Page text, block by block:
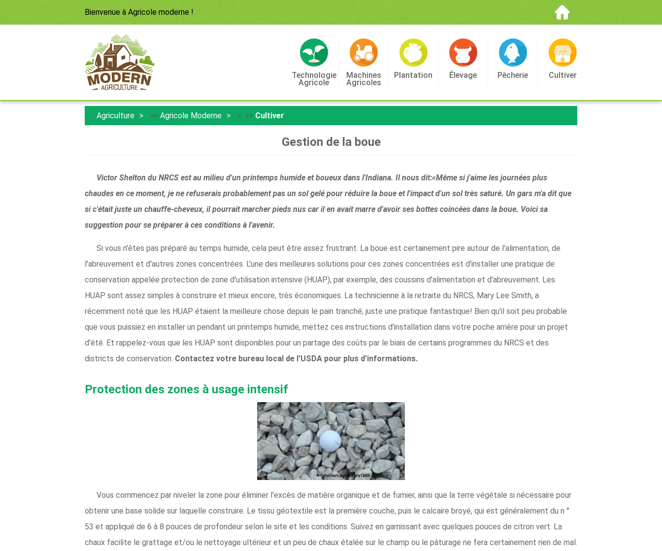
Bienvenue à Agricole moderne !
Technologie
Agricole
Machines
Agricoles
Plantation Élevage Pêcherie Cultiver
Agriculture >> Agricole Moderne > >> Cultiver
Gestion de la boue
Victor Shelton du NRCS est au milieu d'un printemps humide et boueux dans l'Indiana. Il nous dit:«Même si j'aime les journées plus
chaudes en ce moment, je ne refuserais probablement pas un sol gelé pour réduire la boue et l'impact d'un sol très saturé. Un gars m'a dit que
si c'était juste un chauffe-cheveux, il pourrait marcher pieds nus car il en avait marre d'avoir ses bottes coincées dans la boue. Voici sa
suggestion pour se préparer à ces conditions à l'avenir.
Si vous n'êtes pas préparé au temps humide, cela peut être assez frustrant. La boue est certainement pire autour de l'alimentation, de
l'abreuvement et d'autres zones concentrées. L'une des meilleures solutions pour ces zones concentrées est d'installer une pratique de
conservation appelée protection de zone d'utilisation intensive (HUAP), par exemple, des coussins d'alimentation et d'abreuvement. Les
HUAP sont assez simples à construire et mieux encore, très économiques. La technicienne à la retraite du NRCS, Mary Lee Smith, a
récemment noté que les HUAP étaient la meilleure chose depuis le pain tranché; juste une pratique fantastique! Bien qu'il soit peu probable
que vous puissiez en installer un pendant un printemps humide, mettez ces instructions d'installation dans votre poche arrière pour un projet
d'été. Et rappelez-vous que les HUAP sont disponibles pour un partage des coûts par le biais de certains programmes du NRCS et des
districts de conservation. Contactez votre bureau local de l'USDA pour plus d'informations.
Protection des zones à usage intensif
Vous commencez par niveler la zone pour éliminer l'excès de matière organique et de fumier, ainsi que la terre végétale si nécessaire pour
obtenir une base solide sur laquelle construire. Le tissu géotextile est la première couche, puis le calcaire broyé, qui est généralement du n °
53 et appliqué de 6 à 8 pouces de profondeur selon le site et les conditions. Suivez en garnissant avec quelques pouces de citron vert. La
chaux facilite le grattage et/ou le nettoyage ultérieur et un peu de chaux étalée sur le champ ou le pâturage ne fera certainement rien de mal.